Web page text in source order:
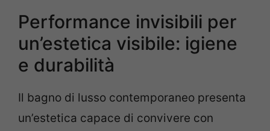
Performance invisibili per
un’estetica visibile: igiene
e durabilità
Il bagno di lusso contemporaneo presenta
un’estetica capace di convivere con